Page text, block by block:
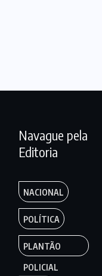
Navague pela
Editoria
NACIONAL
POLÍTICA
PLANTÃO
POLICIAL